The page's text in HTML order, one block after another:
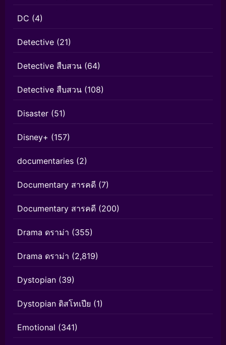
DC (4)
Detective (21)
Detective สืบสวน (64)
Detective สืบสวน (108)
Disaster (51)
Disney+ (157)
documentaries (2)
Documentary สารคดี (7)
Documentary สารคดี (200)
Drama ดราม่า (355)
Drama ดราม่า (2,819)
Dystopian (39)
Dystopian ดิสโทเปีย (1)
Emotional (341)